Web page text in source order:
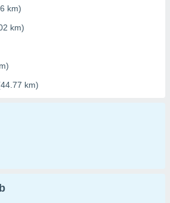
km)
km)
km)